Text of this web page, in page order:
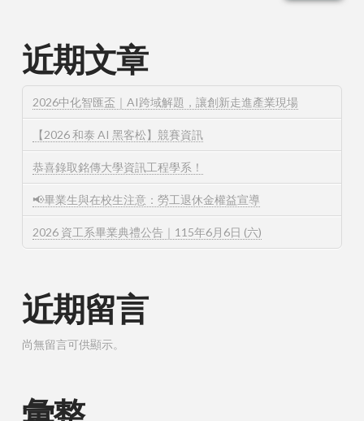
近期文章
2026中化智匯盃｜AI跨域解題，讓創新走進產業現場
【2026 和泰 AI 黑客松】競賽資訊
恭喜錄取銘傳大學資訊工程學系！
📢畢業生與在校生注意：勞工退休金權益宣導
2026 資工系畢業典禮公告｜115年6月6日 (六)
近期留言
尚無留言可供顯示。